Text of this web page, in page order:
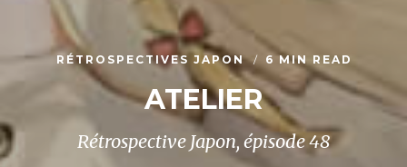
RÉTROSPECTIVES JAPON 6 MIN READ
ATELIER
Rétrospective Japon, épisode 48